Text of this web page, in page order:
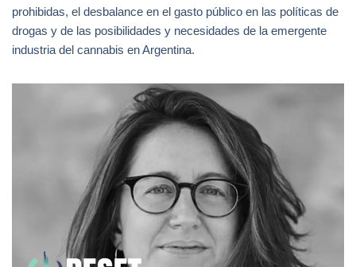
prohibidas, el desbalance en el gasto público en las políticas de
drogas y de las posibilidades y necesidades de la emergente
industria del cannabis en Argentina.